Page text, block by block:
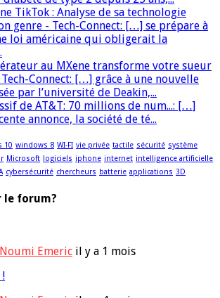
TikTok : Analyse de sa technologie
genre - Tech-Connect: […] se prépare à
loi américaine qui obligerait la
au MXene transforme votre sueur
Connect: […] grâce à une nouvelle
par l’université de Deakin,...
de AT&T: 70 millions de num...: […]
annonce, la société de té...
10 windows 8 WI-FI vie privée tactile sécurité système
Microsoft logiciels iphone internet intelligence artificielle
cybersécurité chercheurs batterie applications 3D
le forum?
Emeric il y a 1 mois